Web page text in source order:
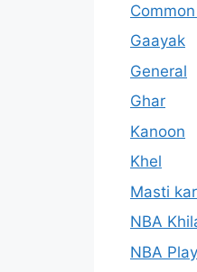
Common
Gaayak
General
Ghar
Kanoon
Khel
Masti
NBA
NBA